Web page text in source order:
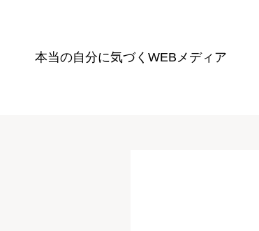
本当の自分に気づく WEBメディア